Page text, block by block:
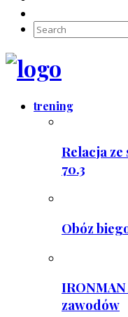
trening
Relacja
70.3
Obóz
zawodów